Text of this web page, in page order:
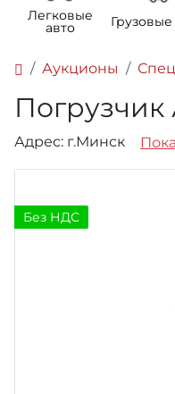
Легковые
авто Грузовые
Аукционы
Погрузчик
Адрес: г.Минск
Без НДС